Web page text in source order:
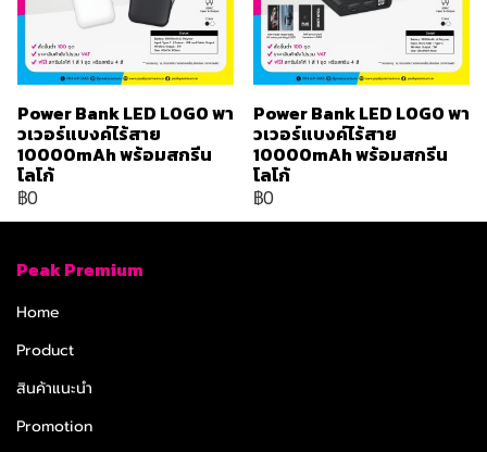
Power Bank LED LOGO พา
วเวอร์แบงค์ไร้สาย
10000mAh พร้อมสกรีน
โลโก้
฿0
Power Bank LED LOGO พา
วเวอร์แบงค์ไร้สาย
10000mAh พร้อมสกรีน
โลโก้
฿0
Peak Premium
Home
Product
สินค้าแนะนำ
Promotion